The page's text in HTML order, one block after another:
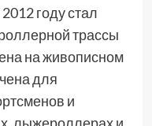
году стал
трассы
на живописном
для
и
лыжероллерах и